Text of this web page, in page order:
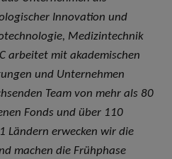
Innovation und
Medizintechnik
arbeitet mit akademischen
und Unternehmen
Team von mehr als 80
Fonds und über 110
Ländern erwecken wir die
machen die Frühphase